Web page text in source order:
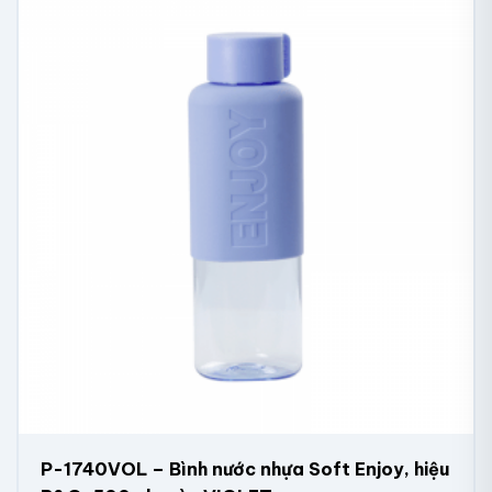
P-1740VOL – Bình nước nhựa Soft Enjoy, hiệu